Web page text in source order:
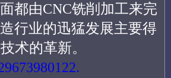
都由CNC铣削加工来完
行业的迅猛发展主要得
术的革新。